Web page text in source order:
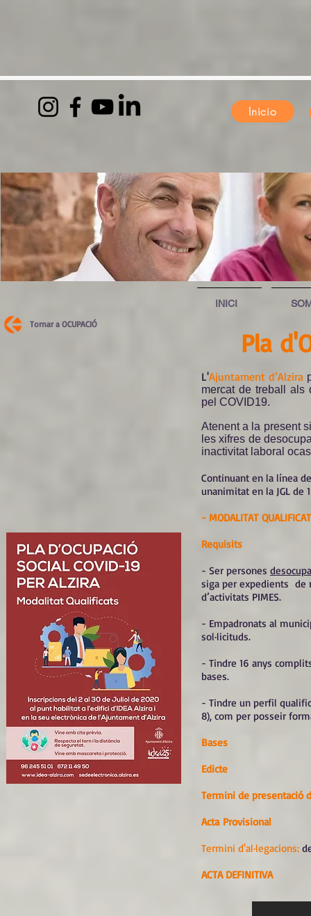
Inicio
INICI
L'Ajuntament d’Alzira
mercat de treball als
pel COVID19.
Atenent a la present
les xifres de
inactivitat laboral
Continuant en la línea
unanimitat en la JGL de
- MODALITAT
Requisits
- Ser persones
siga per expedients de
d’activitats PIMES.
- Empadronats al
sol·licituds.
- Tindre 16 anys
bases.
- Tindre un perfil
8), com per posseir
Bases
Edicte
Termini de presentació
Acta Provisional
Termini d'al·legacions:
ACTA DEFINITIVA
Pla
Tornar a OCUPACIÓ